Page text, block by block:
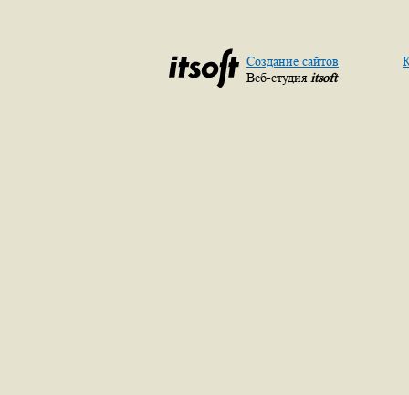
Создание сайтов
Веб-студия itsoft